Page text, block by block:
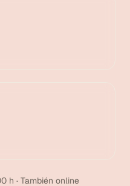
h · También online